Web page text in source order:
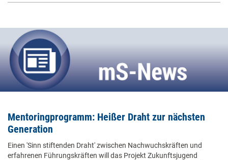
Mentoringprogramm: Heißer Draht zur nächsten
Generation
Einen 'Sinn stiftenden Draht' zwischen Nachwuchskräften und
erfahrenen Führungskräften will das Projekt Zukunftsjugend